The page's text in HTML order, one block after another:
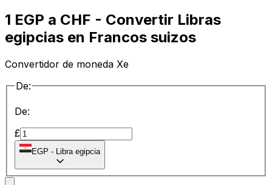
1 EGP a CHF - Convertir Libras
egipcias en Francos suizos
Convertidor de moneda Xe
De:
De:
£
EGP - Libra egipcia